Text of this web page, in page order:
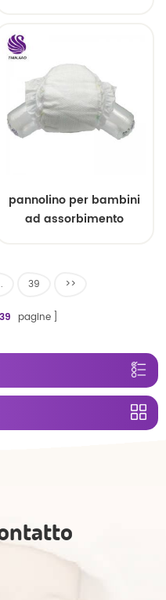
pannolino per bambini
ad assorbimento
39 >>
39 pagine